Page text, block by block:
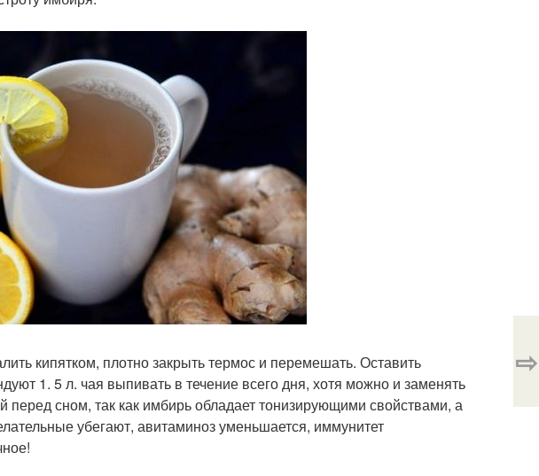
кипятком, плотно закрыть термос и перемешать. Оставить
1. 5 л. чая выпивать в течение всего дня, хотя можно и заменять
перед сном, так как имбирь обладает тонизирующими свойствами, а
убегают, авитаминоз уменьшается, иммунитет
⇨